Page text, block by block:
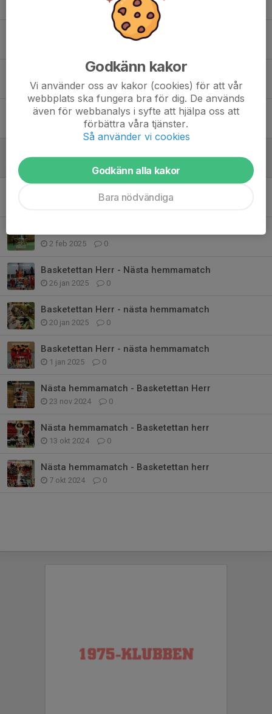
0
Nästa hemmamatch- Basketettan herr
Nästa hemmamatch - Basketettan Herr
7 nov 2025 0
Nästa hemmamatch - Basketettan Herr
19 okt 2025 0
0
2 feb 2025 0
Basketettan Herr - Nästa hemmamatch
26 jan 2025 0
Basketettan Herr - nästa hemmamatch
20 jan 2025 0
Basketettan Herr - nästa hemmamatch
1 jan 2025 0
Nästa hemmamatch - Basketettan Herr
23 nov 2024 0
Nästa hemmamatch - Basketettan herr
13 okt 2024 0
Nästa hemmamatch - Basketettan herr
7 okt 2024 0
Godkänn kakor
Vi använder oss av kakor (cookies) för att vår
webbplats ska fungera bra för dig. De används
även för webbanalys i syfte att hjälpa oss att
förbättra våra tjänster.
Så använder vi cookies
Godkänn alla kakor
Bara nödvändiga